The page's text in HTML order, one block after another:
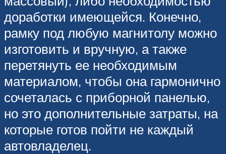
доработки имеющейся. Конечно,
рамку под любую магнитолу можно
изготовить и вручную, а также
перетянуть ее необходимым
материалом, чтобы она гармонично
сочеталась с приборной панелью,
но это дополнительные затраты, на
которые готов пойти не каждый
автовладелец.